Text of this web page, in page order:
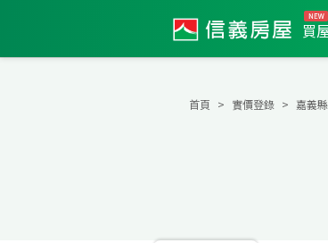
買
首頁 實價登錄 嘉義